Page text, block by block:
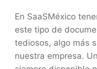
En SaaSMéxico
este tipo de
tediosos, algo más
nuestra empresa.